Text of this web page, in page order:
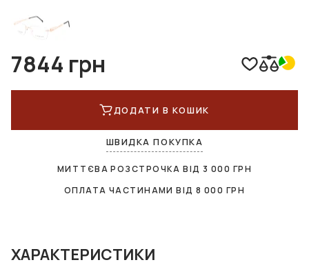
7844 грн
ДОДАТИ В КОШИК
ШВИДКА ПОКУПКА
МИТТЄВА РОЗСТРОЧКА ВІД 3 000 ГРН
ОПЛАТА ЧАСТИНАМИ ВІД8 000 ГРН
ХАРАКТЕРИСТИКИ